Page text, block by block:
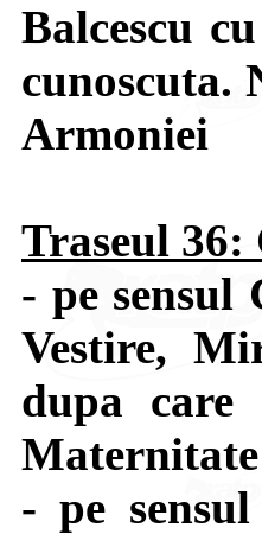
Balcescu
cunoscuta.
Armoniei
Traseul
- pe
Vestire,
dupa
- pe